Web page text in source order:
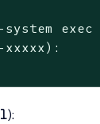
exec
):